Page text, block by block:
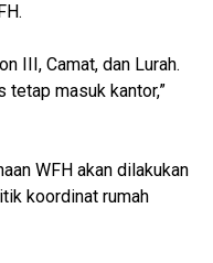
III, Camat, dan Lurah.
tetap masuk kantor,”
WFH akan dilakukan
koordinat rumah